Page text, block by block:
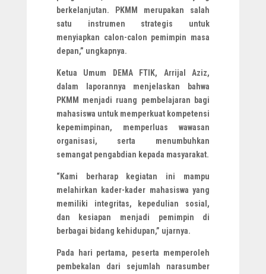
berkelanjutan. PKMM merupakan salah
satu instrumen strategis untuk
menyiapkan calon-calon pemimpin masa
depan,” ungkapnya.
Ketua Umum DEMA FTIK, Arrijal Aziz,
dalam laporannya menjelaskan bahwa
PKMM menjadi ruang pembelajaran bagi
mahasiswa untuk memperkuat kompetensi
kepemimpinan, memperluas wawasan
organisasi, serta menumbuhkan
semangat pengabdian kepada masyarakat.
“Kami berharap kegiatan ini mampu
melahirkan kader-kader mahasiswa yang
memiliki integritas, kepedulian sosial,
dan kesiapan menjadi pemimpin di
berbagai bidang kehidupan,” ujarnya.
Pada hari pertama, peserta memperoleh
pembekalan dari sejumlah narasumber